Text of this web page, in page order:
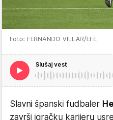
Foto: FERNANDO VILLAR/EFE
Slušaj vest
Slavni španski fudbaler
završi igračku karijeru